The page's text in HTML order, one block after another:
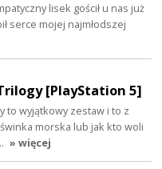
lisek gościł u nas już
serce mojej najmłodszej
[PlayStation 5]
to wyjątkowy zestaw i to z
morska lub jak kto woli
» więcej